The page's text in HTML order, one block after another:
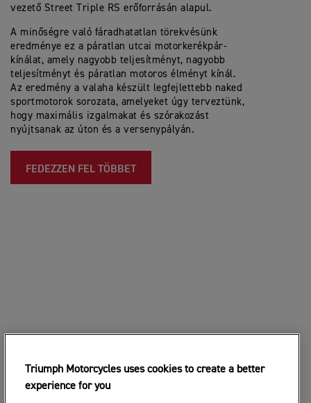
vezető Street Triple RS erőforrásán alapul.
A minőségre való fáradhatatlan törekvésünk
eredménye ez a páratlan utcai motorkerékpár-
kínálat, amely nagyobb teljesítményt, nagyobb
teljesítményt és páratlan motoros élményt kínál.
Az eredmény a valaha készült legfejlettebb naked
sportmotorok sorozata, amelyeket úgy terveztünk,
hogy maximális izgalmakat és szórakozást
nyújtsanak az úton és a versenypályán.
FEDEZZEN FEL TÖBBET
Triumph Motorcycles uses cookies to create a better
experience for you